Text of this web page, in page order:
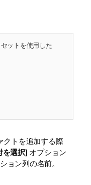
ットを使用した
クトを追加する際
を選択] オプション
ョン列の名前。